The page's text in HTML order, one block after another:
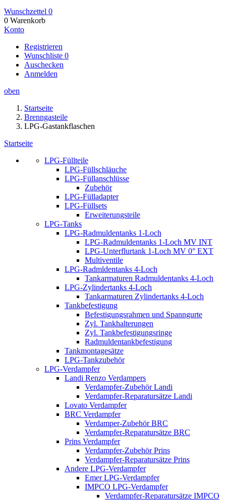
Wunschzettel 0
0 Warenkorb
Konto
Registrieren
Wunschliste 0
Auschecken
Anmelden
oben
Startseite
Brenngasteile
LPG-Gastankflaschen
Startseite
LPG-Füllteile
LPG-Füllschläuche
LPG-Füllanschlüsse
Zubehör
LPG-Fülladapter
LPG-Füllsets
Erweiterungsteile
LPG-Tanks
LPG-Radmuldentanks 1-Loch
LPG-Radmuldentanks 1-Loch MV INT
LPG-Unterflurtank 1-Loch MV 0° EXT
Multiventile
LPG-Radmldentanks 4-Loch
Tankarmaturen Radmuldentanks 4-Loch
LPG-Zylindertanks 4-Loch
Tankarmaturen Zylindertanks 4-Loch
Tankbefestigung
Befestigungsrahmen und Spanngurte
Zyl. Tankhalterungen
Zyl. Tankbefestigungsringe
Radmuldentankbefestigung
Tankmontagesätze
LPG-Tankzubehör
LPG-Verdampfer
Landi Renzo Verdampers
Verdampfer-Zubehör Landi
Verdampfer-Reparatursätze Landi
Lovato Verdampfer
BRC Verdampfer
Verdamper-Zubehör BRC
Verdampfer-Reparatursätze BRC
Prins Verdampfer
Verdampfer-Zubehör Prins
Verdampfer-Reparatursätze Prins
Andere LPG-Verdampfer
Emer LPG-Verdampfer
IMPCO LPG-Verdampfer
Verdampfer-Reparatursätze IMPCO